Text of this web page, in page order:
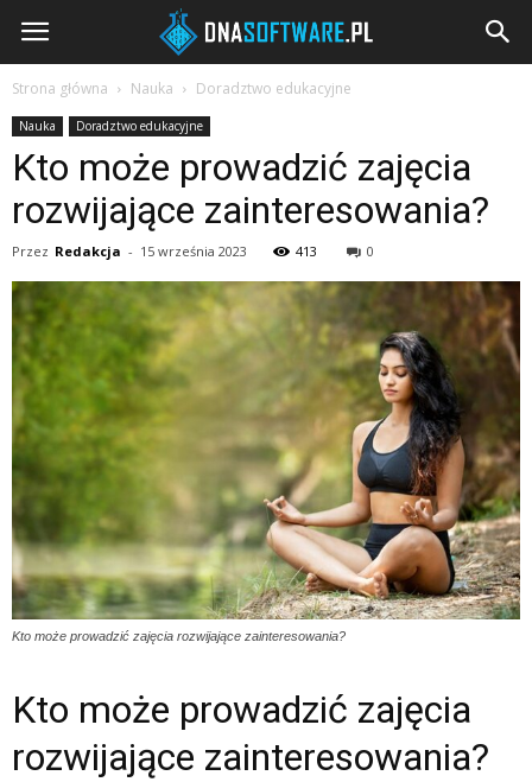
DNAsoftware.pl
Strona główna Nauka Doradztwo edukacyjne
Nauka Doradztwo edukacyjne
Kto może prowadzić zajęcia
rozwijające zainteresowania?
Przez Redakcja - 15 września 2023 413 0
Kto może prowadzić zajęcia rozwijające zainteresowania?
Kto może prowadzić zajęcia
rozwijające zainteresowania?